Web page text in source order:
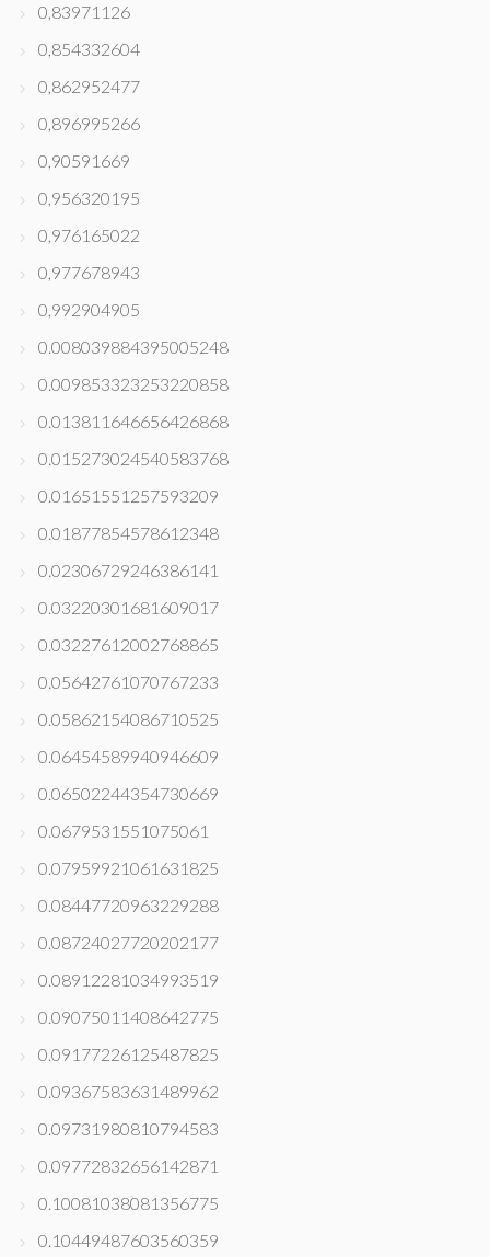
0,83971126
0,854332604
0,862952477
0,896995266
0,90591669
0,956320195
0,976165022
0,977678943
0,992904905
0.008039884395005248
0.009853323253220858
0.013811646656426868
0.015273024540583768
0.01651551257593209
0.01877854578612348
0.02306729246386141
0.03220301681609017
0.03227612002768865
0.05642761070767233
0.05862154086710525
0.06454589940946609
0.06502244354730669
0.0679531551075061
0.07959921061631825
0.08447720963229288
0.08724027720202177
0.08912281034993519
0.09075011408642775
0.09177226125487825
0.09367583631489962
0.09731980810794583
0.09772832656142871
0.10081038081356775
0.10449487603560359